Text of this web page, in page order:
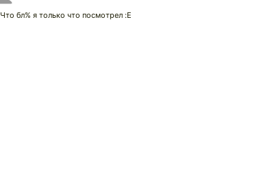
Что бл% я только что посмотрел :E